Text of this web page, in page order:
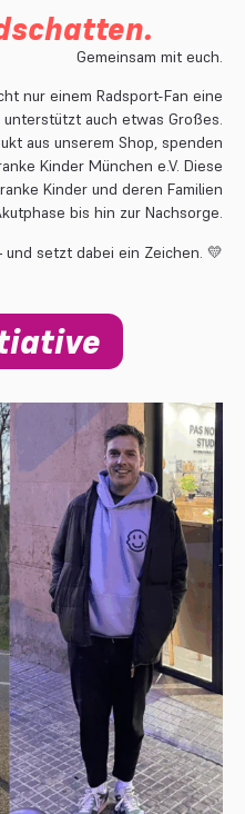
Gemeinsam mit euch.
nur einem Radsport-Fan eine
unterstützt auch etwas Großes.
aus unserem Shop, spenden
Kinder München e.V. Diese
Kinder und deren Familien
bis hin zur Nachsorge.
und setzt dabei ein Zeichen. 💛